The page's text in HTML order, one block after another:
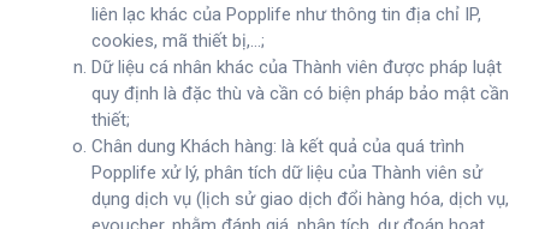
liên lạc khác của Popplife như thông tin địa chỉ IP,
cookies, mã thiết bị,…;
Dữ liệu cá nhân khác của Thành viên được pháp luật
quy định là đặc thù và cần có biện pháp bảo mật cần
thiết;
Chân dung Khách hàng: là kết quả của quá trình
Popplife xử lý, phân tích dữ liệu của Thành viên sử
dụng dịch vụ (lịch sử giao dịch đổi hàng hóa, dịch vụ,